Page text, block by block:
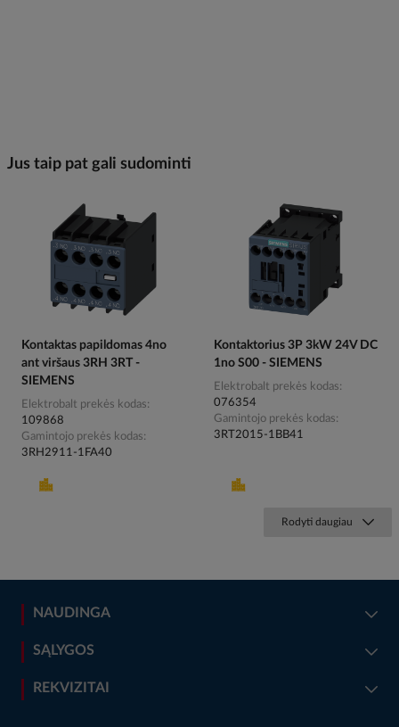
Jus taip pat gali sudominti
Kontaktas papildomas 4no
ant viršaus 3RH 3RT -
SIEMENS
Elektrobalt prekės kodas
109868
Gamintojo prekės kodas
3RH2911-1FA40
Kontaktorius 3P 3kW 24V DC
1no S00 - SIEMENS
Elektrobalt prekės kodas
076354
Gamintojo prekės kodas
3RT2015-1BB41
Rodyti daugiau
NAUDINGA
SĄLYGOS
REKVIZITAI